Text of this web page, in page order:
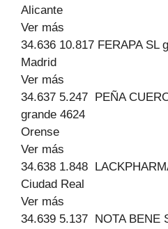
Alicante
Ver más
34.636 10.817 FERAPA SL
Madrid
Ver más
34.637 5.247 PEÑA
grande 4624
Orense
Ver más
34.638 1.848
Ciudad Real
Ver más
34.639 5.137 NOTA BENE